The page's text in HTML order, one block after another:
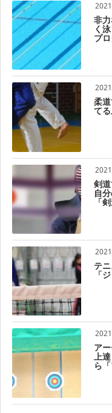
非
く
プ
柔
て
剣
自
「
テ
「
ア
上
ら